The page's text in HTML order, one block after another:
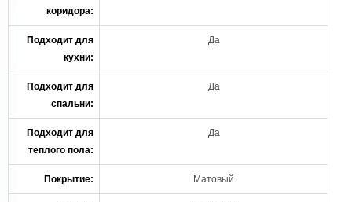
коридора:
Подходит для
кухни:
Да
Подходит для
спальни:
Да
Подходит для
теплого пола:
Да
Покрытие: Матовый